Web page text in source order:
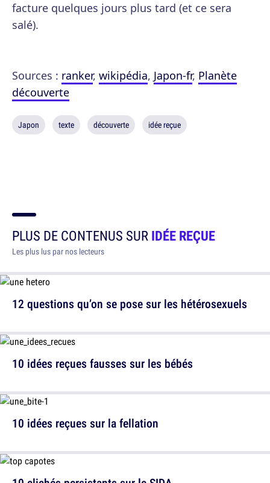
facture quelques jours plus tard (et ce sera
salé).
Sources : ranker, wikipédia, Japon-fr, Planète
découverte
Japon texte découverte idée reçue
PLUS DE CONTENUS SURIDÉE REÇUE
Les plus lus par nos lecteurs
12 questions qu’on se pose sur les hétérosexuels
10 idées reçues sur la fellation
10 idées reçues fausses sur les bébés